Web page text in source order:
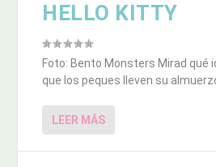
HELLO KITTY
Foto: Bento Monsters Mirad qué
que los peques lleven su
LEER MÁS